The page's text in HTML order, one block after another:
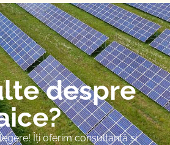
despre
Îți oferim consultanță și